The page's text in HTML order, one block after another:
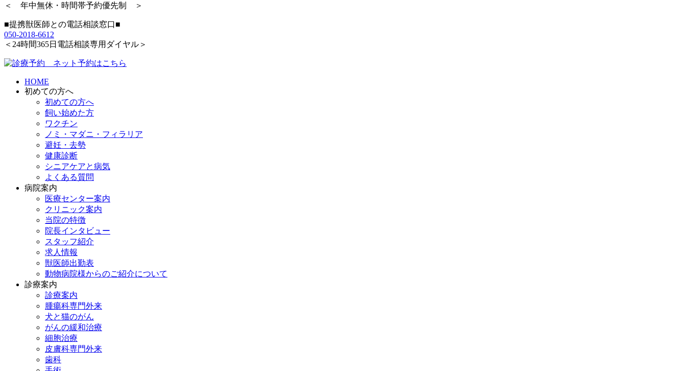
＜ 年中無休・時間帯予約優先制 ＞
■提携獣医師との電話相談窓口■
050-2018-6612
＜24時間365日電話相談専用ダイヤル＞
HOME
初めての方へ
初めての方へ
飼い始めた方
ワクチン
ノミ・マダニ・フィラリア
避妊・去勢
健康診断
シニアケアと病気
よくある質問
病院案内
医療センター案内
クリニック案内
当院の特徴
院長インタビュー
スタッフ紹介
求人情報
獣医師出勤表
動物病院様からのご紹介について
診療案内
診療案内
腫瘍科専門外来
犬と猫のがん
がんの緩和治療
細胞治療
皮膚科専門外来
歯科